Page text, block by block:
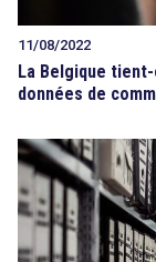
11/08/2022
La Belgique
données de